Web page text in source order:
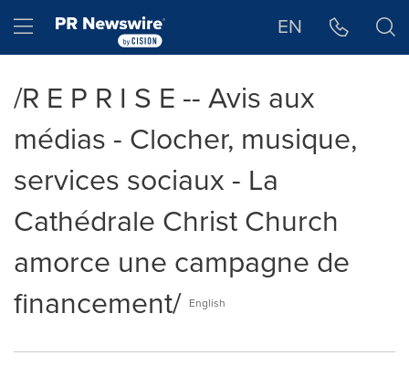
Hamburger menu EN
/R E P R I S E -- Avis aux
médias - Clocher, musique,
services sociaux - La
Cathédrale Christ Church
amorce une campagne de
financement/ English